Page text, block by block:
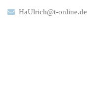
HaUlrich@t-online.de